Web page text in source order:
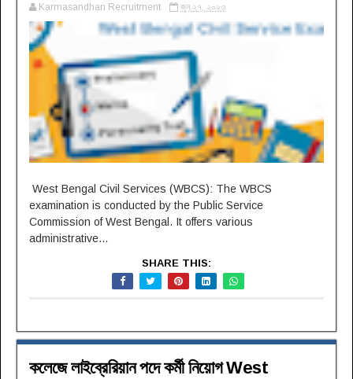
Karmasandhan Recruitment জুন ২৭, ২০২৩
West Bengal Civil Services (WBCS): The WBCS
examination is conducted by the Public Service
Commission of West Bengal. It offers various
administrative...
SHARE THIS:
কলেজে লাইব্রেরিয়ান পদে কর্মী নিয়োগ West